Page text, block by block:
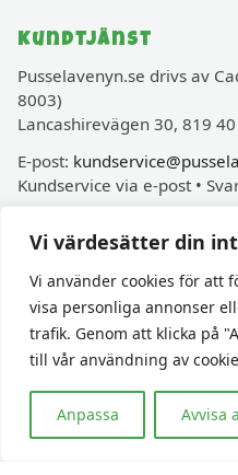
Vi värdesätter din
Vi använder cookies för att
visa personliga annonser
trafik. Genom att klicka på
till vår användning av
Anpassa Avvisa
Kundtjänst
Pusselavenyn.se drivs av
8003)
Lancashirevägen 30, 819
E-post:
Kundservice via e-post •
Informationssidor
Köpvillkor
Leveranser
Ångerrätt
Om oss
Integritetspolicy